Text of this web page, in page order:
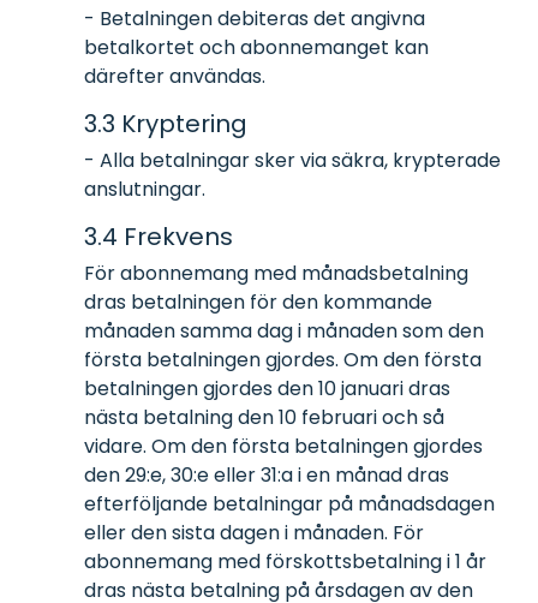
- Betalningen debiteras det angivna
betalkortet och abonnemanget kan
därefter användas.
3.3 Kryptering
- Alla betalningar sker via säkra, krypterade
anslutningar.
3.4 Frekvens
För abonnemang med månadsbetalning
dras betalningen för den kommande
månaden samma dag i månaden som den
första betalningen gjordes. Om den första
betalningen gjordes den 10 januari dras
nästa betalning den 10 februari och så
vidare. Om den första betalningen gjordes
den 29:e, 30:e eller 31:a i en månad dras
efterföljande betalningar på månadsdagen
eller den sista dagen i månaden. För
abonnemang med förskottsbetalning i 1 år
dras nästa betalning på årsdagen av den